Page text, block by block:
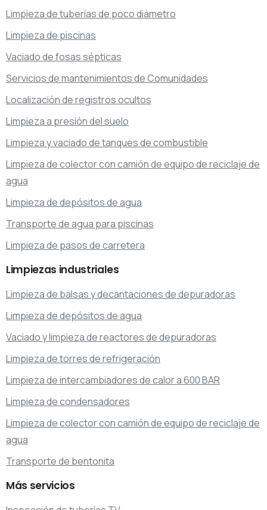
Limpieza de tuberías de poco diámetro
Limpieza de piscinas
Vaciado de fosas sépticas
Servicios de mantenimientos de Comunidades
Localización de registros ocultos
Limpieza a presión del suelo
Limpieza y vaciado de tanques de combustible
Limpieza de colector con camión de equipo de reciclaje de
agua
Limpieza de depósitos de agua
Transporte de agua para piscinas
Limpieza de pasos de carretera
Limpiezas industriales
Limpieza de balsas y decantaciones de depuradoras
Limpieza de depósitos de agua
Vaciado y limpieza de reactores de depuradoras
Limpieza de torres de refrigeración
Limpieza de intercambiadores de calor a 600 BAR
Limpieza de condensadores
Limpieza de colector con camión de equipo de reciclaje de
agua
Transporte de bentonita
Más servicios